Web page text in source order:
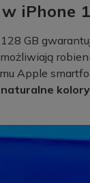
iPhone
GB
Apple